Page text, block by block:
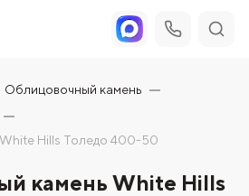
Облицовочный камень
Hills Толедо 400-50
камень White Hills